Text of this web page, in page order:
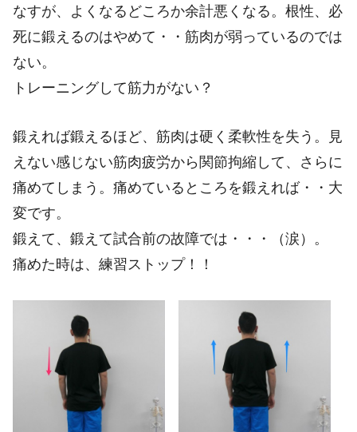
なすが、よくなるどころか余計悪くなる。 根性、必
死に鍛えるのはやめて・・筋肉が弱っているのでは
ない。
トレーニングして筋力がない？
鍛えれば鍛えるほど、筋肉は硬く柔軟性を失う。見
えない感じない筋肉疲労から関節拘縮して、さらに
痛めてしまう。痛めているところを鍛えれば・・大
変です。
鍛えて、鍛えて試合前の故障では・・・（涙）。
痛めた時は、練習ストップ！！